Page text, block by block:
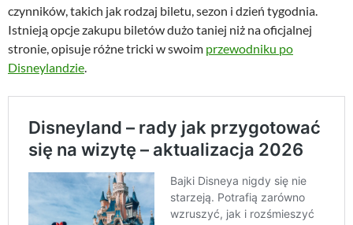
czynników, takich jak rodzaj biletu, sezon i dzień tygodnia.
Istnieją opcje zakupu biletów dużo taniej niż na oficjalnej
stronie, opisuje różne tricki w swoim przewodniku po
Disneylandzie